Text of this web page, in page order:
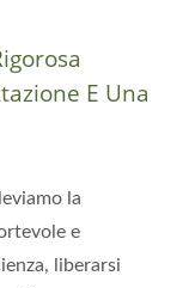
E Una
la
e
liberarsi